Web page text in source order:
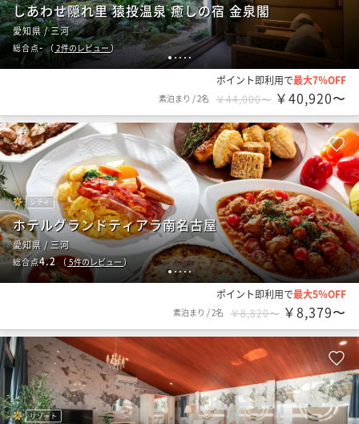
1234 5
しあわせ隠れ里 猿投温泉 癒しの宿 金泉閣
愛知県 / 三河
総合点-（ 2件のレビュー）
ポイント即利用で最大7％OFF
素泊まり /2名 ￥44,000〜 ￥40,920〜
12345
シティ
ホテルグランドティアラ南名古屋
愛知県 / 三河
総合点4.2 （ 5件のレビュー）
ポイント即利用で最大5％OFF
素泊まり /2名 ￥8,820〜 ￥8,379〜
リゾート